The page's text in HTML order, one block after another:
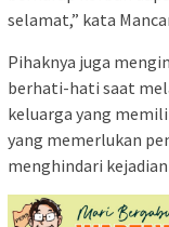
selamat,” kata
Pihaknya juga
berhati-hati saat
keluarga yang
yang memerlukan
menghindari